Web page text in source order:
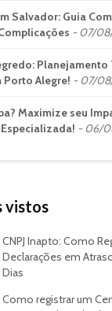
Salvador: Guia
07/
Porto Alegre!
07/
Maximize seu
06/
vistos
CNPJ Inapto: Como
Declarações em
Dias
Como registrar um